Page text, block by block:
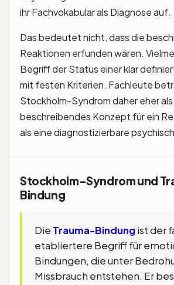
ihr Fachvokabular als Diagnose auf.
Das bedeutet nicht, dass die
Reaktionen erfunden wären.
Begriff der Status einer klar
mit festen Kriterien. Fachleute
Stockholm-Syndrom daher eher als
beschreibendes Konzept für ein
als eine diagnostizierbare
Stockholm-Syndrom und
Bindung
Die Trauma-Bindungist der
etabliertere Begriff für
Bindungen, die unter
Missbrauch entstehen. Er